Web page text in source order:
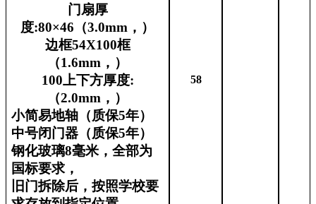
门扇厚
度:80×46（3.0mm，）
边框54X100框
（1.6mm，）
100上下方厚度:
（2.0mm，）
小简易地轴（质保5年）
中号闭门器（质保5年）
钢化玻璃8毫米，全部为
国标要求，
旧门拆除后，按照学校要
58